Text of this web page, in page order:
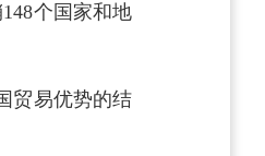
个国家和地
贸易优势的结